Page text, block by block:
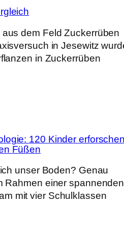
dem Feld Zuckerrüben
in Jesewitz
in Zuckerrüben
120 Kinder
Füßen
unser Boden? Genau
Rahmen einer spannenden
mit vier Schulklassen